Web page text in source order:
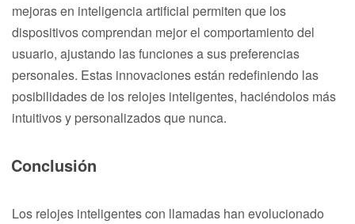
mejoras en inteligencia artificial permiten que los
dispositivos comprendan mejor el comportamiento del
usuario, ajustando las funciones a sus preferencias
personales. Estas innovaciones están redefiniendo las
posibilidades de los relojes inteligentes, haciéndolos más
intuitivos y personalizados que nunca.
Conclusión
Los relojes inteligentes con llamadas han evolucionado